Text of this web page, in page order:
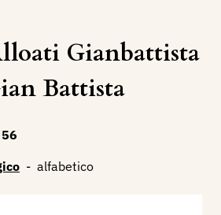
Gianbattista
Battista
56
- alfabetico